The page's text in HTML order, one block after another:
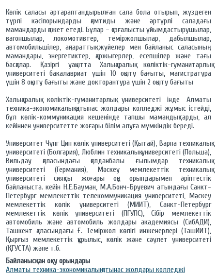
Көлік саласы әртараптандырылған сала бола отырып, жүздеген
түрлі кәсіпорындарды қамтиды және әртүрлі саладағы
мамандарды қажет етеді. Бұлар – қозғалысты ұйымдастырушылар,
вагоншылар, локомотивтер, теміржолшылар, дабылшылар,
автомобильшілер, ақпараттық жүйелер мен байланыс саласының
мамандары, энергетиктер, қаржыгерлер, есепшілер және тағы
басқалар. Қазіргі уақытта Халықаралық көліктік-гуманитарлық
университеті бакалавриат үшін 10 оқыту бағыты, магистратура
үшін 8 оқыту бағыты және докторантура үшін 2 оқыту бағыты
Халықаралық көліктік-гуманитарлық университеті інде Алматы
техника-экономикалық қатынас жолдары колледжі жұмыс істейді,
бұл көлік-коммуникация кешенінде тапшы мамандықтарды, ал
кейіннен университетте жоғары білім алуға мүмкіндік береді.
Университет Чунг Цин көлік университеті (Қытай), Варна техникалық
университеті (Болгария), Люблин техникалық университеті (Польша),
Вильдау қаласындағы қолданбалы ғылымдар техникалық
университеті (Германия), Мәскеу мемлекеттік техникалық
университеті сияқты жоғары оқу орындарымен әріптестік
байланыста. кейін Н.Е.Бауман, М.А.Бонч-Бруевич атындағы Санкт-
Петербург мемлекеттік телекоммуникация университеті, Мәскеу
мемлекеттік көлік университеті (МИИТ), Санкт-Петербург
мемлекеттік көлік университеті (ПГУПС), Сібір мемлекеттік
автомобиль және автомобиль жолдары академиясы (СибАДИ),
Ташкент қаласындағы Ғ. Теміржол көлігі инженерлері (ТашИИТ),
Қырғыз мемлекеттік құрылыс, көлік және сәулет университеті
(ҚГУСТА) және т.б.
Байланысқан оқу орындары
Алматы техника-экономикалық қатынас жолдары колледжі